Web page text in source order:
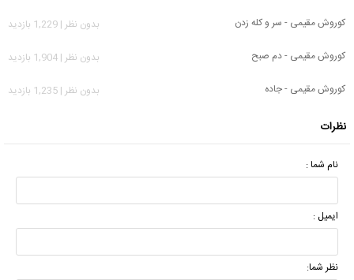
کوروش مقیمی - سر و کله زدن
بدون نظر | 1,229 بازدید
کوروش مقیمی - دم صبح
بدون نظر | 1,904 بازدید
کوروش مقیمی - جاده
بدون نظر | 1,235 بازدید
نظرات
نام شما :
ایمیل :
نظر شما: